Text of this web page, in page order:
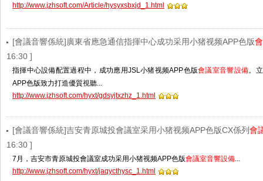
http://www.jzhsoft.com/Article/hysyxsbxjd_1.html
[會議音響係統]廣東省應急通信指揮中心成功采用小猪视频APP色版
16:30 ]
指揮中心設備配置過程中，成功應用JSL小猪视频APP色版會議室音響設備。
APP色版致力打造優質視聽...
http://www.jzhsoft.com/hyxt/gdsyjtxzhz_1.html
[會議音響係統]吉安青原城投會議室采用小猪视频APP色版CX係列會
16:30 ]
7月，吉安市青原城投會議室成功采用小猪视频APP色版會議室音響設備...
http://www.jzhsoft.com/hyxt/jaqycthysc_1.html